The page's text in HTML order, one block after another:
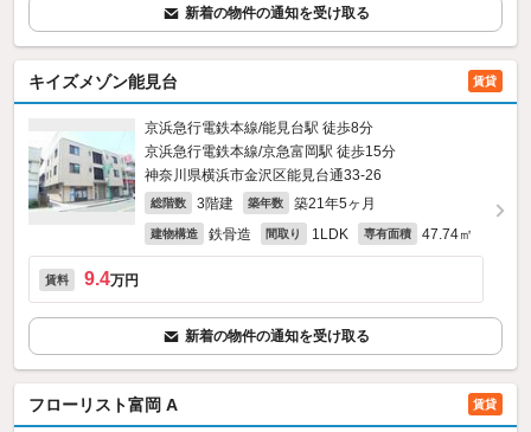
新着の物件の通知を受け取る
キイズメゾン能見台 賃貸
京浜急行電鉄本線/能見台駅 徒歩8分
京浜急行電鉄本線/京急富岡駅 徒歩15分
神奈川県横浜市金沢区能見台通33-26
総階数 3階建 築年数 築21年5ヶ月
建物構造 鉄骨造 間取り 1LDK 専有面積 47.74㎡
賃料 9.4万円
新着の物件の通知を受け取る
フローリスト富岡 A 賃貸